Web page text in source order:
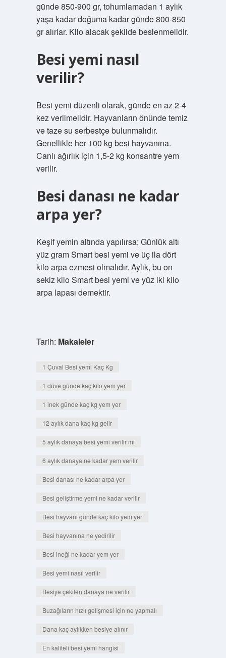
günde 850-900 gr, tohumlamadan 1 aylık
yaşa kadar doğuma kadar günde 800-850
gr alırlar. Kilo alacak şekilde beslenmelidir.
Besi yemi nasıl
verilir?
Besi yemi düzenli olarak, günde en az 2-4
kez verilmelidir. Hayvanların önünde temiz
ve taze su serbestçe bulunmalıdır.
Genellikle her 100 kg besi hayvanına.
Canlı ağırlık için 1,5-2 kg konsantre yem
verilir.
Besi danası ne kadar
arpa yer?
Keşif yemin altında yapılırsa; Günlük altı
yüz gram Smart besi yemi ve üç ila dört
kilo arpa ezmesi olmalıdır. Aylık, bu on
sekiz kilo Smart besi yemi ve yüz iki kilo
arpa lapası demektir.
Tarih: Makaleler
1 Çuval Besi yemi Kaç Kg
1 düve günde kaç kilo yem yer
1 inek günde kaç kg yem yer
12 aylık dana kaç kg gelir
5 aylık danaya besi yemi verilir mi
6 aylık danaya ne kadar yem verilir
Besi danası ne kadar arpa yer
Besi geliştirme yemi ne kadar verilir
Besi hayvanı günde kaç kilo yem yer
Besi hayvanına ne yedirilir
Besi ineği ne kadar yem yer
Besi yemi nasıl verilir
Besiye çekilen danaya ne verilir
Buzağıların hızlı gelişmesi için ne yapmalı
Dana kaç aylıkken besiye alınır
En kaliteli besi yemi hangisi